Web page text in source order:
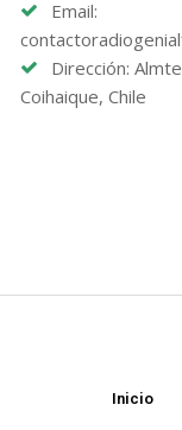
Email:
Dirección:
Coihaique, Chile
Inicio